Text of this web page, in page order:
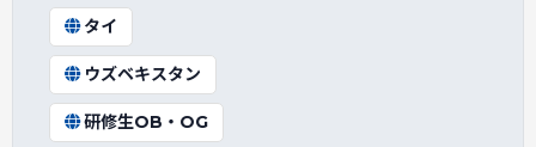
タイ
ウズベキスタン
研修生OB・OG